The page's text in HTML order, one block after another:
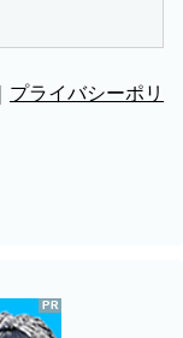
プライバシーポリ